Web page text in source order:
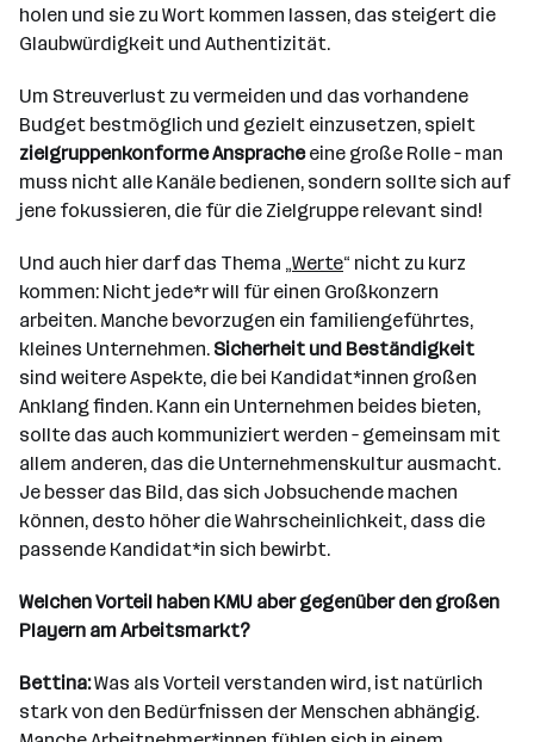
holen und sie zu Wort kommen lassen, das steigert die
Glaubwürdigkeit und Authentizität.
Um Streuverlust zu vermeiden und das vorhandene
Budget bestmöglich und gezielt einzusetzen, spielt
zielgruppenkonforme Anspracheeine große Rolle – man
muss nicht alle Kanäle bedienen, sondern sollte sich auf
jene fokussieren, die für die Zielgruppe relevant sind!
Und auch hier darf das Thema „Werte“ nicht zu kurz
kommen: Nicht jede*r will für einen Großkonzern
arbeiten. Manche bevorzugen ein familiengeführtes,
kleines Unternehmen. Sicherheit und Beständigkeit
sind weitere Aspekte, die bei Kandidat*innen großen
Anklang finden. Kann ein Unternehmen beides bieten,
sollte das auch kommuniziert werden – gemeinsam mit
allem anderen, das die Unternehmenskultur ausmacht.
Je besser das Bild, das sich Jobsuchende machen
können, desto höher die Wahrscheinlichkeit, dass die
passende Kandidat*in sich bewirbt.
Welchen Vorteil haben KMU aber gegenüber den großen
Playern am Arbeitsmarkt?
Bettina:Was als Vorteil verstanden wird, ist natürlich
stark von den Bedürfnissen der Menschen abhängig.